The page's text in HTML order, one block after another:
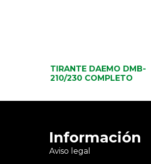
TIRANTE DAEMO DMB-
210/230 COMPLETO
Información
Aviso legal